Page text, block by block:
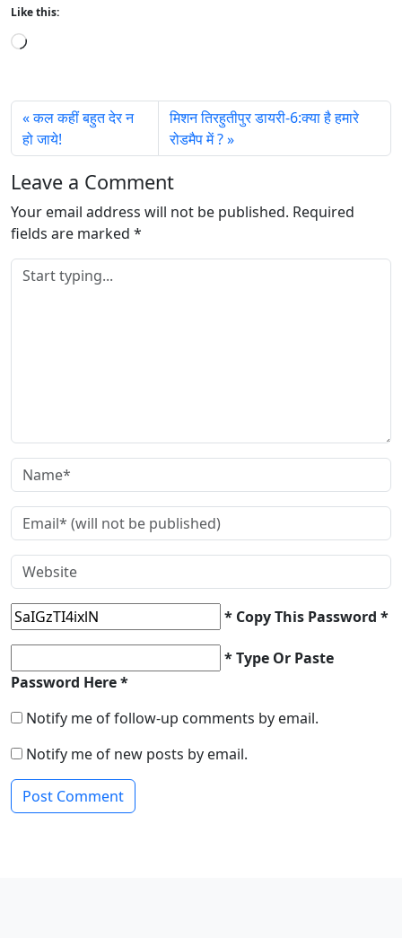
Like this:
L
d
i
n
…
कल कहीं बहुत देर न
हो जाये!
मिशन तिरहुतीपुर डायरी-6:क्या है हमारे
रोडमैप में ?
Leave a Comment
Your email address will not be published. Required
fields are marked *
* Copy This Password *
* Type Or Paste
Password Here *
Notify me of follow-up comments by email.
Notify me of new posts by email.